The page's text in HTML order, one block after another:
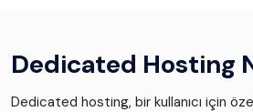
Dedicated Hosting
Dedicated hosting, bir kullanıcı için